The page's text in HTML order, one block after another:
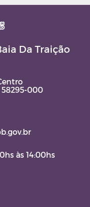
Da Traição
58295-000
às 14:00hs